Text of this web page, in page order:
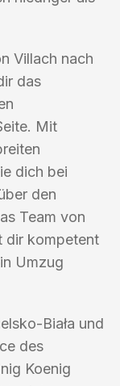
Villach nach
das
Mit
dich bei
den
Team von
dir kompetent
Umzug
Biała und
des
Koenig